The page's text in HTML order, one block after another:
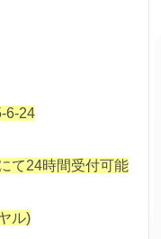
6-24
て24時間受付可能
ル)